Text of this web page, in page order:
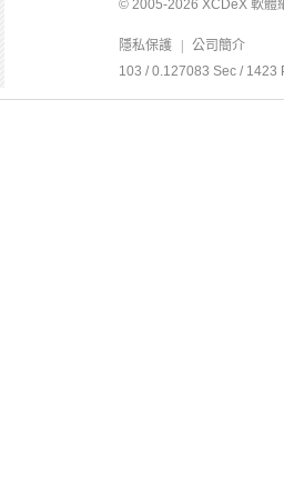
© 2005-2026 XCDeX 軟體
隱私保護
公司簡介
103 / 0.127083 Sec / 1423